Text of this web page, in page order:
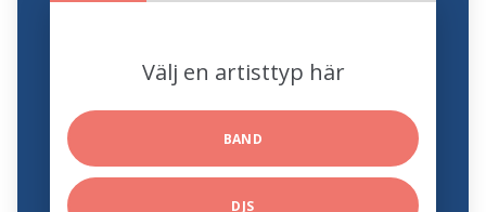
Välj en artisttyp här
BAND
DJS